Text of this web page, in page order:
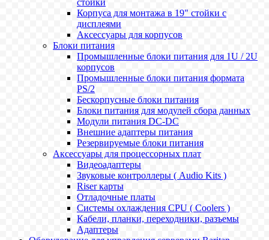
стойки
Корпуса для монтажа в 19" стойки с
дисплеями
Аксессуары для корпусов
Блоки питания
Промышленные блоки питания для 1U / 2U
корпусов
Промышленные блоки питания формата
PS/2
Бескорпусные блоки питания
Блоки питания для модулей сбора данных
Модули питания DC-DC
Внешние адаптеры питания
Резервируемые блоки питания
Аксессуары для процессорных плат
Видеоадаптеры
Звуковые контроллеры ( Audio Kits )
Riser карты
Отладочные платы
Системы охлаждения CPU ( Coolers )
Кабели, планки, переходники, разъемы
Адаптеры